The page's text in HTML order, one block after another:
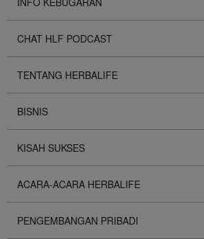
CHAT HLF PODCAST
TENTANG HERBALIFE
BISNIS
KISAH SUKSES
ACARA-ACARA HERBALIFE
PENGEMBANGAN PRIBADI